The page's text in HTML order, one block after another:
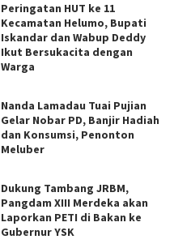
Peringatan HUT ke 11
Kecamatan Helumo, Bupati
Iskandar dan Wabup Deddy
Ikut Bersukacita dengan
Warga
Nanda Lamadau Tuai Pujian
Gelar Nobar PD, Banjir Hadiah
dan Konsumsi, Penonton
Meluber
Dukung Tambang JRBM,
Pangdam XIII Merdeka akan
Laporkan PETI di Bakan ke
Gubernur YSK